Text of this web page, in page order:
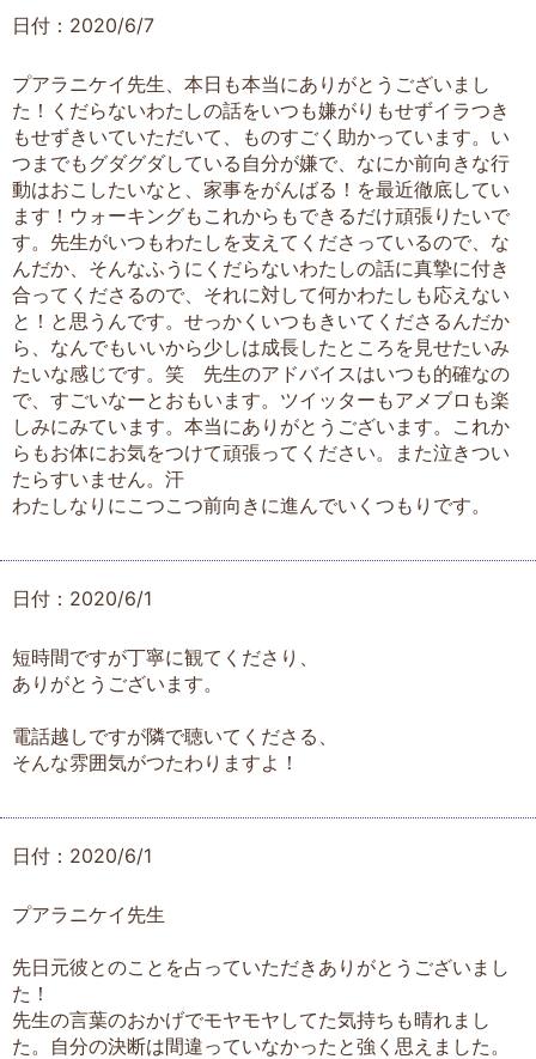
日付：2020/6/7
プアラニケイ先生、本日も本当にありがとうございまし
た！くだらないわたしの話をいつも嫌がりもせずイラつき
もせずきいていただいて、ものすごく助かっています。い
つまでもグダグダしている自分が嫌で、なにか前向きな行
動はおこしたいなと、家事をがんばる！を最近徹底してい
ます！ウォーキングもこれからもできるだけ頑張りたいで
す。先生がいつもわたしを支えてくださっているので、な
んだか、そんなふうにくだらないわたしの話に真摯に付き
合ってくださるので、それに対して何かわたしも応えない
と！と思うんです。せっかくいつもきいてくださるんだか
ら、なんでもいいから少しは成長したところを見せたいみ
たいな感じです。笑 先生のアドバイスはいつも的確なの
で、すごいなーとおもいます。ツイッターもアメブロも楽
しみにみています。本当にありがとうございます。これか
らもお体にお気をつけて頑張ってください。また泣きつい
たらすいません。汗
わたしなりにこつこつ前向きに進んでいくつもりです。
日付：2020/6/1
短時間ですが丁寧に観てくださり、
ありがとうございます。
電話越しですが隣で聴いてくださる、
そんな雰囲気がつたわりますよ！
日付：2020/6/1
プアラニケイ先生
先日元彼とのことを占っていただきありがとうございまし
た！
先生の言葉のおかげでモヤモヤしてた気持ちも晴れまし
た。自分の決断は間違っていなかったと強く思えました。